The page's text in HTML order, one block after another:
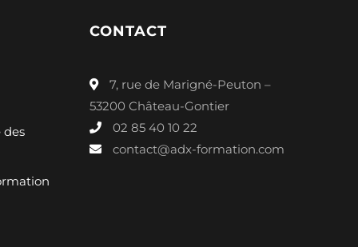
des
CONTACT
7, rue de Marigné-Peuton –
53200 Château-Gontier
02 85 40 10 22
contact@adx-formation.com